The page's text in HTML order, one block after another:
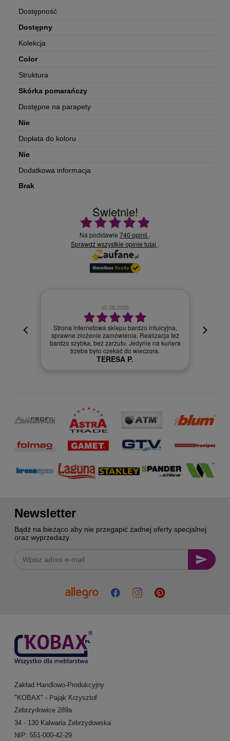
Dostępność
Dostępny
Kolekcja
Color
Struktura
Skórka pomarańczy
Dostępne na parapety
Nie
Dopłata do koloru
Nie
Dodatkowa informacja
Brak
Świetnie!
Ocena średnia 4.9 na 5
Na podstawie 740 opinii .
Sprawdź wszystkie opinie tutaj .
02.08.2026
Szybka dostawa.
Szymon R.
Newsletter
Bądź na bieżąco aby nie przegapić żadnej oferty specjalnej
oraz wyprzedaży.
Zakład Handlowo-Produkcyjny
"KOBAX" - Pająk Krzysztof
Zebrzydowice 289a
34 - 130 Kalwaria Zebrzydowska
NIP: 551-000-42-29